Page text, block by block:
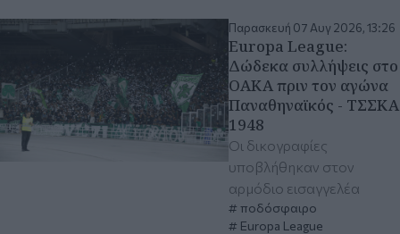
Παρασκευή 07 Αυγ 2026, 13:26
Europa League:
Δώδεκα συλλήψεις στο
ΟΑΚΑ πριν τον αγώνα
Παναθηναϊκός - ΤΣΣΚΑ
1948
Οι δικογραφίες
υποβλήθηκαν στον
αρμόδιο εισαγγελέα
ποδόσφαιρο
Europa League